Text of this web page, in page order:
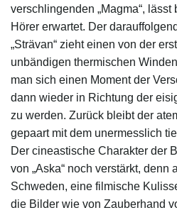
verschlingenden „Magma“,
Hörer erwartet. Der
„Strävan“ zieht einen von der
unbändigen thermischen
man sich einen Moment der
dann wieder in Richtung der
zu werden. Zurück bleibt der
gepaart mit dem unermesslich
Der cineastische Charakter der
von „Aska“ noch verstärkt, denn
Schweden, eine filmische
die Bilder wie von Zauberhand